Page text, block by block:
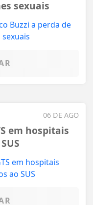
sexuais
06 DE AGO
em hospitais